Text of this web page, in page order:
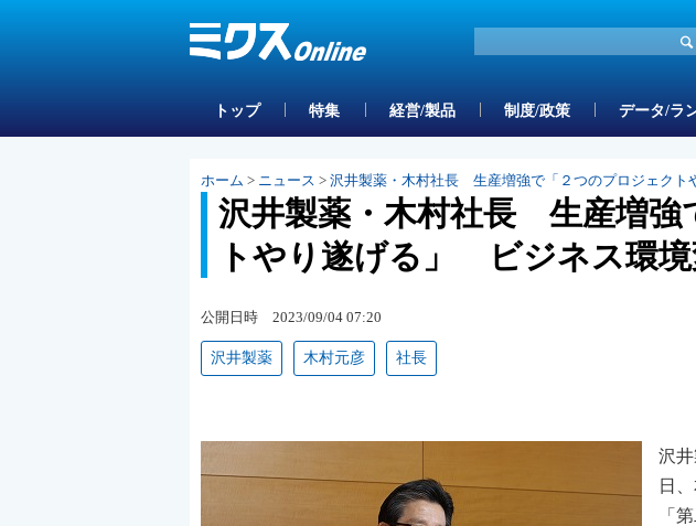
トップ 特集 経営/製品 制度/政策 データ/ラ
ホーム > ニュース > 沢井製薬・木村社長 生産増強で「２つのプロジェク
沢井製薬・木村社長 生産増強
トやり遂げる」 ビジネス環
公開日時 2023/09/04 07:20
沢井製薬 木村元彦 社長
沢
日
「